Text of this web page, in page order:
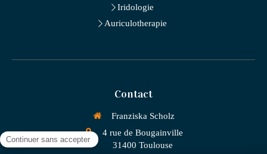
Iridologie
Auriculotherapie
Contact
Franziska Scholz
4 rue de Bougainville
31400 Toulouse